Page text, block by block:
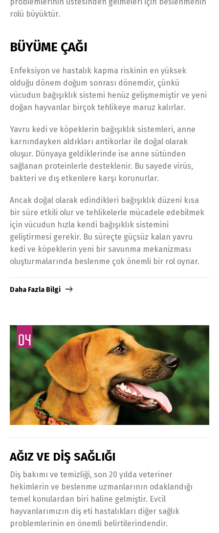
rolü büyüktür.
BÜYÜME ÇAĞI
Enfeksiyon ve hastalık kapma riskinin en yüksek
olduğu dönem doğum sonrası dönemdir, çünkü
vücudun bağışıklık sistemi henüz gelişmemiştir ve yeni
doğan hayvanlar birçok tehlikeye maruz kalırlar.
Yavru kedi ve köpeklerin bağışıklık sistemleri, anne
karnındayken aldıkları antikorlar ile doğal olarak
oluşur. Dünyaya geldiklerinde ise anne sütünden
sağlanan proteinlerle desteklenir. Bu sayede virüs,
bakteri ve dış etkenlere karşı korunurlar.
Ancak doğal olarak edindikleri bağışıklık düzeni kısa
bir süre etkili olur ve tehlikelerle mücadele edebilmek
için vücudun hızla kendi bağışıklık sistemini
geliştirmesi gerekir. Bu süreçte güçsüz kalan yavru
kedi ve köpeklerin yeni bir savunma mekanizması
oluşturmalarında beslenme çok önemli bir rol oynar.
Daha Fazla Bilgi
AĞIZ VE DİŞ SAĞLIĞI
Diş bakımı ve temizliği, son 20 yılda veteriner
hekimlerin ve beslenme uzmanlarının odaklandığı
temel konulardan biri haline gelmiştir. Evcil
hayvanlarımızın diş eti hastalıkları diğer sağlık
problemlerinin en önemli belirtilerindendir.